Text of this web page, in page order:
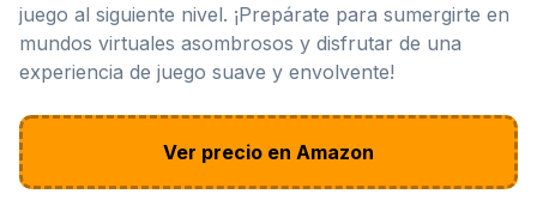
juego al siguiente nivel. ¡Prepárate para sumergirte en
mundos virtuales asombrosos y disfrutar de una
experiencia de juego suave y envolvente!
Ver precio en Amazon